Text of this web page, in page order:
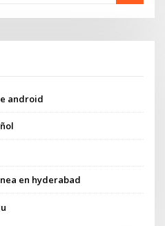
android
en hyderabad